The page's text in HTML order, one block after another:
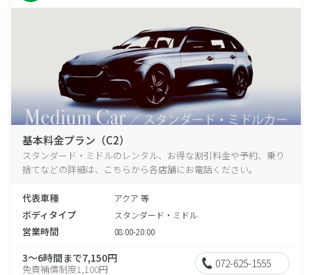
基本料金プラン（C2）
スタンダード・ミドルのレンタル、お得な割引料金や予約、乗り
捨てなどの詳細は、こちらから各店舗にお電話ください。
代表車種 アクア 等
ボディタイプ スタンダード・ミドル
営業時間 08:00-20:00
3～6時間まで7,150円
免責補償制度1,100円 072-625-1555